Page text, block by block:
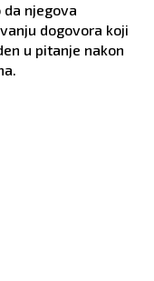
da njegova
dogovora koji
u pitanje nakon